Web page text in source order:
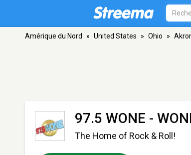
Amérique du Nord » United States » Ohio »
97.5 WONE -
The Home of Rock & Roll!